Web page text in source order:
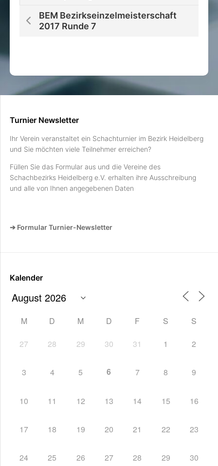
BEM Bezirkseinzelmeisterschaft
2017 Runde 7
Turnier Newsletter
Ihr Verein veranstaltet ein Schachturnier im Bezirk Heidelberg
und Sie möchten viele Teilnehmer erreichen?
Füllen Sie das Formular aus und die Vereine des
Schachbezirks Heidelberg e.V. erhalten ihre Ausschreibung
und alle von Ihnen angegebenen Daten
➔ Formular Turnier-Newsletter
Kalender
M D M D F S S
27 28 29 30 31 1 2
3 4 5 6 7 8 9
10 11 12 13 14 15 16
17 18 19 20 21 22 23
24 25 26 27 28 29 30